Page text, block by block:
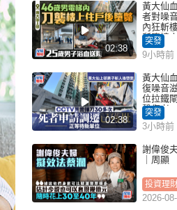
02:38
黃大仙
者對噪
內狂斬
所墮樓亡
突發
9小時前
02:38
黃大仙
復噪音滋擾 聽到
位拉鐵閘聲 攜刀
擊傷者
突發
3小時前
謝偉俊
｜周顯
投資理
2026-